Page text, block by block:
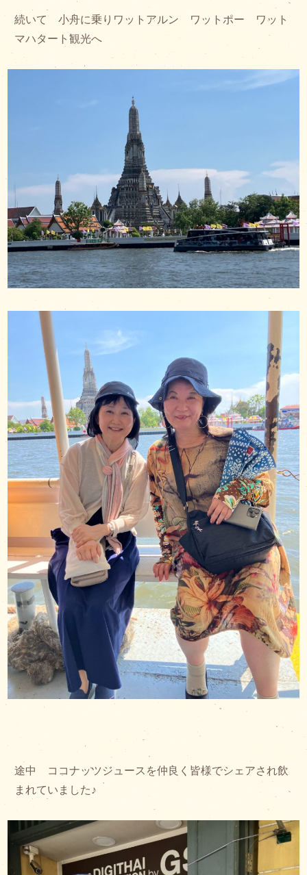
続いて 小舟に乗りワットアルン ワットポー ワット
マハタート観光へ
途中 ココナッツジュースを仲良く皆様でシェアされ飲
まれていました♪